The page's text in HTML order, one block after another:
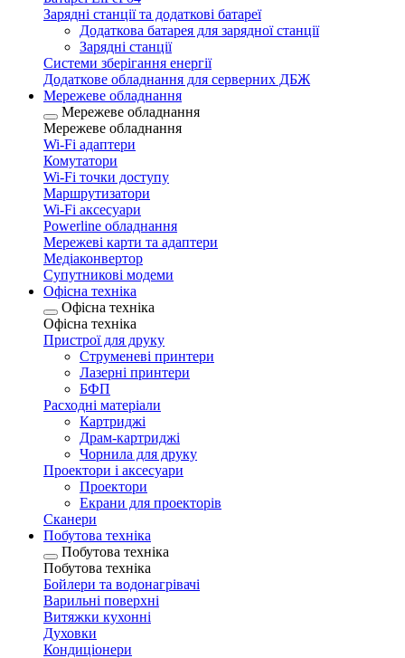
Зарядні станції та додаткові батареї
Додаткова батарея для зарядної станції
Зарядні станції
Системи зберігання енергії
Додаткове обладнання для серверних ДБЖ
Мережеве обладнання
Мережеве обладнання
Мережеве обладнання
Wi-Fi адаптери
Комутатори
Wi-Fi точки доступу
Маршрутизатори
Wi-Fi аксесуари
Рowerline обладнання
Мережеві карти та адаптери
Медіаконвертор
Супутникові модеми
Офісна техніка
Офісна техніка
Офісна техніка
Пристрої для друку
Струменеві принтери
Лазерні принтери
БФП
Расходні матеріали
Картриджі
Драм-картриджі
Чорнила для друку
Проектори і аксесуари
Проектори
Екрани для проекторів
Сканери
Побутова техніка
Побутова техніка
Побутова техніка
Бойлери та водонагрівачі
Варильні поверхні
Витяжки кухонні
Духовки
Кондиціонери